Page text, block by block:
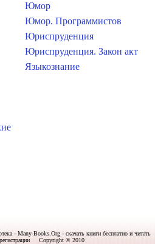
Юмор
Юмор. Программистов
Юриспруденция
Юриспруденция. Закон акт
Языкознание
- Many-Books.Org - скачать книги бесплатно и читать
регистрации Copyright © 2010